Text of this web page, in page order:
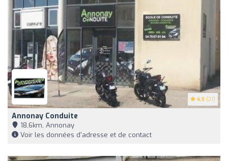
4.5 (21)
Annonay Conduite
18,6km, Annonay
Voir les données d'adresse et de contact